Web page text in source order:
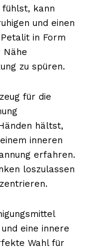
fühlst, kann
und einen
in Form
Nähe
zu spüren.
für die
hältst,
inneren
erfahren.
loszulassen
eine innere
Wahl für